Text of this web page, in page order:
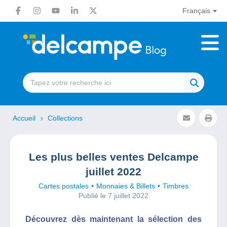
Français
Accueil Collections
Les plus belles ventes Delcampe
juillet 2022
Cartes postales Monnaies & Billets
Timbres
Publié le 7 juillet 2022
Découvrez dès maintenant la sélection des